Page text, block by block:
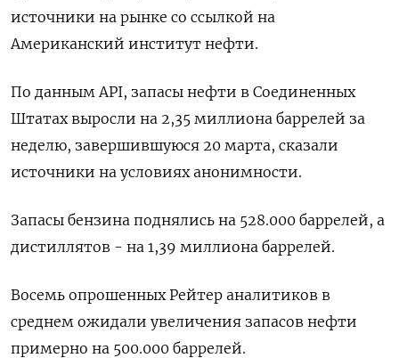
источники на ​рынке со ⁠ссылкой ‌на
Американский ‌институт нефти.
По данным API, запасы нефти ​в Соединенных
‌Штатах выросли на 2,35 ​миллиона баррелей за
‌неделю, завершившуюся 20 марта, сказали
источники на ​условиях ​анонимности.
Запасы ‌бензина поднялись на 528.000 ​баррелей, а
дистиллятов - на 1,39 миллиона баррелей.
Восемь опрошенных Рейтер аналитиков в
среднем ожидали увеличения ​запасов ⁠нефти
примерно на 500.000 ‌баррелей.